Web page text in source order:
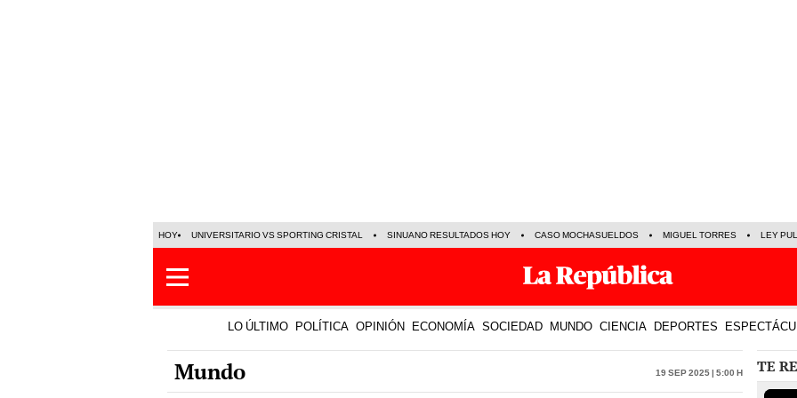
HOY UNIVERSITARIO VS SPORTING CRISTAL SINUANO RESULTADOS HOY CASO MOCHASUELDOS MIGUEL TORRES LEY
LO ÚLTIMO POLÍTICA OPINIÓN ECONOMÍA SOCIEDAD MUNDO CIENCIA DEPORTES
Mundo 19 Sep 2025 | 5:00 h TE